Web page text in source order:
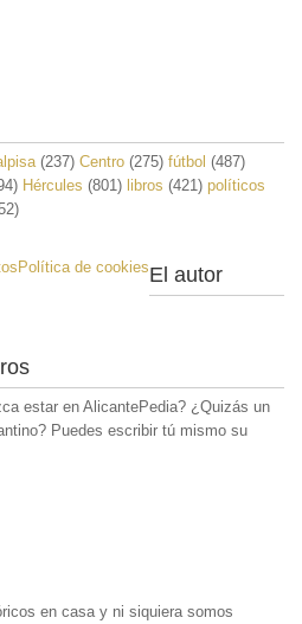
(237) Centro (275) fútbol (487)
Hércules (801) libros (421) políticos
Política de cookiesEl autor
estar en AlicantePedia? ¿Quizás un
Puedes escribir tú mismo su
en casa y ni siquiera somos